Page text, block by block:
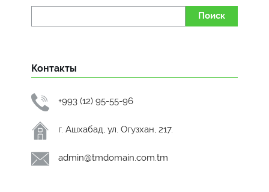
Поиск
Контакты
+993 (12) 95-55-96
г. Ашхабад, ул. Огузхан, 217.
admin@tmdomain.com.tm